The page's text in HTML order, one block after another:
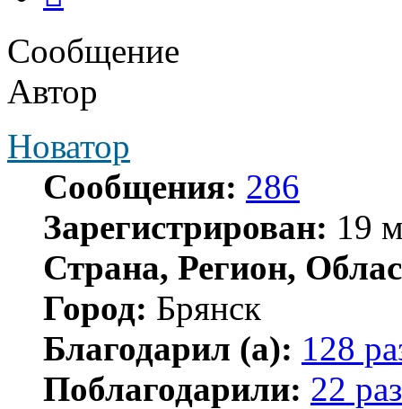
Сообщение
Автор
Новатор
Сообщения: 286
Зарегистрирован: 19
Страна, Регион,
Город: Брянск
Благодарил (а): 128
Поблагодарили: 22